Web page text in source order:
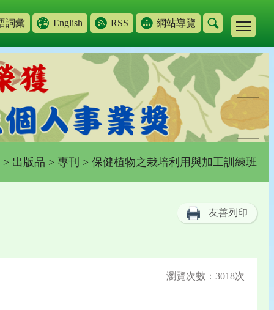
詞彙 English RSS 網站導覽
> 出版品 > 專刊 > 保健植物之栽培利用與加工訓練班
友善列印
瀏覽次數：3018次